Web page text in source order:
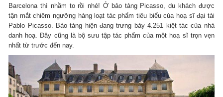
Barcelona thì nhầm to rồi nhé! Ở bảo tàng Picasso, du khách được
tận mắt chiêm ngưỡng hàng loạt tác phẩm tiêu biểu của hoạ sĩ đại tài
Pablo Picasso. Bảo tàng hiện đang trưng bày 4.251 kiệt tác của nhà
danh hoạ. Đây cũng là bộ sưu tập tác phẩm của một hoạ sĩ trọn vẹn
nhất từ trước đến nay.